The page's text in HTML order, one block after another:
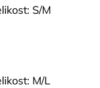
S/M
M/L